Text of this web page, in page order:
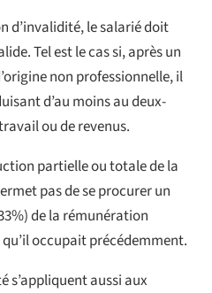
d’invalidité, le salarié doit
Tel est le cas si, après un
non professionnelle, il
d’au moins au deux-
ou de revenus.
partielle ou totale de la
pas de se procurer un
de la rémunération
occupait précédemment.
s’appliquent aussi aux